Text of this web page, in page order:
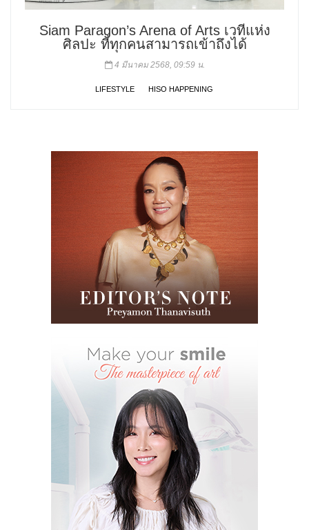
Siam Paragon’s Arena of Arts เวทีแห่ง
ศิลปะ ที่ทุกคนสามารถเข้าถึงได้
4 มีนาคม 2568, 09:59 น.
LIFESTYLE HISO HAPPENING